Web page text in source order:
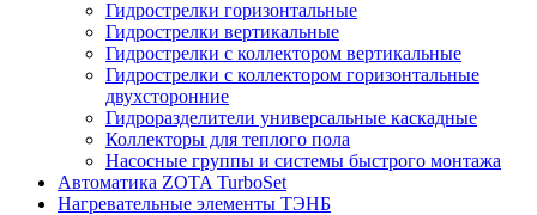
Гидрострелки горизонтальные
Гидрострелки вертикальные
Гидрострелки с коллектором вертикальные
Гидрострелки с коллектором горизонтальные
двухсторонние
Гидроразделители универсальные каскадные
Коллекторы для теплого пола
Насосные группы и системы быстрого монтажа
Автоматика ZOTA TurboSet
Нагревательные элементы ТЭНБ